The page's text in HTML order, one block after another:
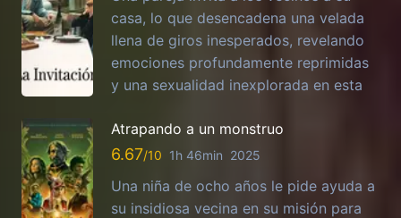
casa, lo que desencadena una velada
llena de giros inesperados, revelando
emociones profundamente reprimidas
y una sexualidad inexplorada en esta
Atrapando a un monstruo
6.67 1h 46min 2025
Una niña de ocho años le pide ayuda a
su insidiosa vecina en su misión para